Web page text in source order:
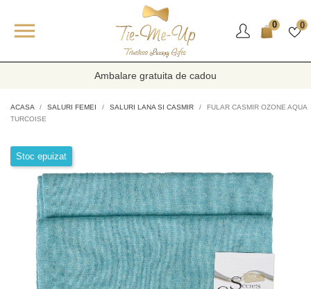
 0 0
Ambalare gratuita de cadou
ACASA SALURI FEMEI SALURI LANA SI CASMIR
FULAR CASMIR OZONE AQUA
TURCOISE
Stoc epuizat